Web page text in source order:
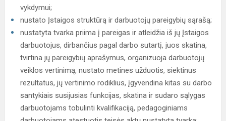
vykdymui;
nustato Įstaigos struktūrą ir darbuotojų pareigybių sąrašą;
nustatyta tvarka priima į pareigas ir atleidžia iš jų Įstaigos
darbuotojus, dirbančius pagal darbo sutartį, juos skatina,
tvirtina jų pareigybių aprašymus, organizuoja darbuotojų
veiklos vertinimą, nustato metines užduotis, siektinus
rezultatus, jų vertinimo rodiklius, įgyvendina kitas su darbo
santykiais susijusias funkcijas, skatina ir sudaro sąlygas
darbuotojams tobulinti kvalifikaciją, pedagoginiams